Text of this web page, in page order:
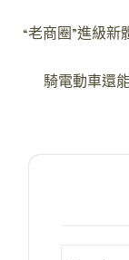
文
“老商圈”進級
騎電動車還